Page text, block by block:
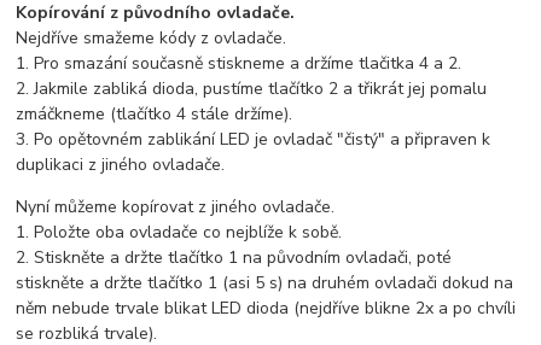
Kopírování z původního ovladače.
Nejdříve smažeme kódy z ovladače.
1. Pro smazání současně stiskneme a držíme tlačitka 4 a 2.
2. Jakmile zabliká dioda, pustíme tlačítko 2 a třikrát jej pomalu
zmáčkneme (tlačítko 4 stále držíme).
3. Po opětovném zablikání LED je ovladač "čistý" a připraven k
duplikaci z jiného ovladače.
Nyní můžeme kopírovat z jiného ovladače.
1. Položte oba ovladače co nejblíže k sobě.
2. Stiskněte a držte tlačítko 1 na původním ovladači, poté
stiskněte a držte tlačítko 1 (asi 5 s) na druhém ovladači dokud na
něm nebude trvale blikat LED dioda (nejdříve blikne 2x a po chvíli
se rozbliká trvale).